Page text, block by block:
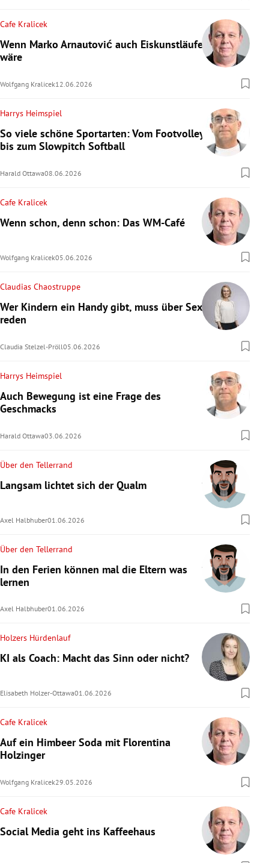
Cafe Kralicek
Wenn Marko Arnautović auch Eiskunstläufer
wäre
Wolfgang Kralicek12.06.2026
Harrys Heimspiel
So viele schöne Sportarten: Vom Footvolley
bis zum Slowpitch Softball
Harald Ottawa08.06.2026
Cafe Kralicek
Wenn schon, denn schon: Das WM-Café
Wolfgang Kralicek05.06.2026
Claudias Chaostruppe
Wer Kindern ein Handy gibt, muss über Sex
reden
Claudia Stelzel-Pröll05.06.2026
Harrys Heimspiel
Auch Bewegung ist eine Frage des
Geschmacks
Harald Ottawa03.06.2026
Über den Tellerrand
Langsam lichtet sich der Qualm
Axel Halbhuber01.06.2026
Über den Tellerrand
In den Ferien können mal die Eltern was
lernen
Axel Halbhuber01.06.2026
Holzers Hürdenlauf
KI als Coach: Macht das Sinn oder nicht?
Elisabeth Holzer-Ottawa01.06.2026
Cafe Kralicek
Auf ein Himbeer Soda mit Florentina
Holzinger
Wolfgang Kralicek29.05.2026
Cafe Kralicek
Social Media geht ins Kaffeehaus